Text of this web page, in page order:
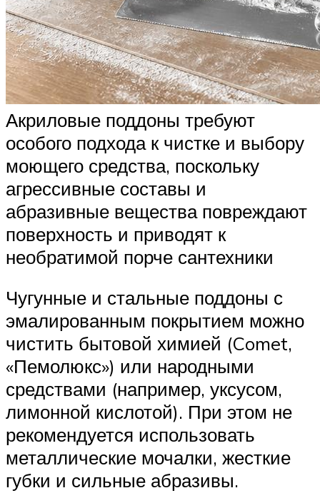
Акриловые поддоны требуют
особого подхода к чистке и выбору
моющего средства, поскольку
агрессивные составы и
абразивные вещества повреждают
поверхность и приводят к
необратимой порче сантехники
Чугунные и стальные поддоны с
эмалированным покрытием можно
чистить бытовой химией (Comet,
«Пемолюкс») или народными
средствами (например, уксусом,
лимонной кислотой). При этом не
рекомендуется использовать
металлические мочалки, жесткие
губки и сильные абразивы.